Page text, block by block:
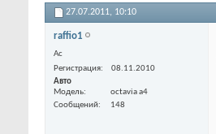
27.07.2011, 10:10
raffio1
Ас
Регистрация
08.11.2010
Авто
Модель
octavia а4
Сообщений
148